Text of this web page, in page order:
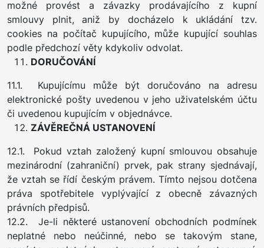
možné provést a závazky prodávajícího z kupní
smlouvy plnit, aniž by docházelo k ukládání tzv.
cookies na počítač kupujícího, může kupující souhlas
podle předchozí věty kdykoliv odvolat.
DORUČOVÁNÍ
11.1. Kupujícímu může být doručováno na adresu
elektronické pošty uvedenou v jeho uživatelském účtu
či uvedenou kupujícím v objednávce.
ZÁVĚREČNÁ USTANOVENÍ
12.1. Pokud vztah založený kupní smlouvou obsahuje
mezinárodní (zahraniční) prvek, pak strany sjednávají,
že vztah se řídí českým právem. Tímto nejsou dotčena
práva spotřebitele vyplývající z obecně závazných
právních předpisů.
12.2. Je-li některé ustanovení obchodních podmínek
neplatné nebo neúčinné, nebo se takovým stane,